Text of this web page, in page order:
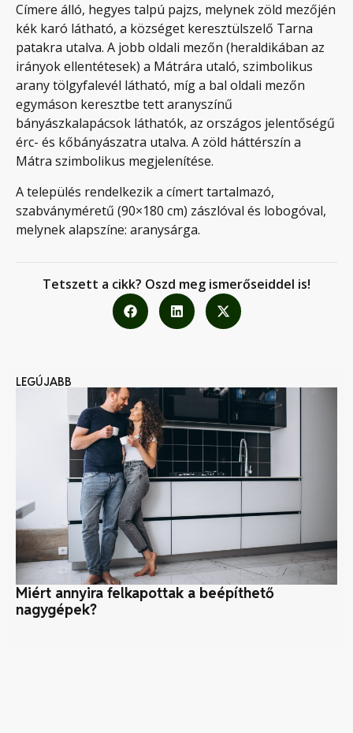
Címere álló, hegyes talpú pajzs, melynek zöld mezőjén
kék karó látható, a községet keresztülszelő Tarna
patakra utalva. A jobb oldali mezőn (heraldikában az
irányok ellentétesek) a Mátrára utaló, szimbolikus
arany tölgyfalevél látható, míg a bal oldali mezőn
egymáson keresztbe tett aranyszínű
bányászkalapácsok láthatók, az országos jelentőségű
érc- és kőbányászatra utalva. A zöld háttérszín a
Mátra szimbolikus megjelenítése.
A település rendelkezik a címert tartalmazó,
szabványméretű (90×180 cm) zászlóval és lobogóval,
melynek alapszíne: aranysárga.
Tetszett a cikk? Oszd meg ismerőseiddel is!
LEGÚJABB
Miért annyira felkapottak a beépíthető
nagygépek?